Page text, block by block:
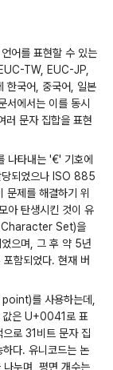
어를 표현할 수 있는
TW, EUC-JP,
국어, 중국어, 일본
서에서는 이를 동시
문자 집합을 표현
나타내는 '€' 기호에
되었으나 ISO 885
제를 해결하기 위
아 탄생시킨 것이 유
Character Set)을
으며, 그 후 약 5년
함되었다. 현재 버
를 사용하는데,
값은 U+0041로 표
로 31비트 문자 집
다. 유니코드는 논
누며, 평면 개수는